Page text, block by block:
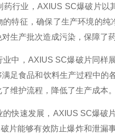
业，AXIUS SC爆破片以
特征，确保了生产环境的
生产批次造成污染，保障了
，AXIUS SC爆破片同样
足食品和饮料生产过程中
维护流程，降低了生产成本。
速发展，AXIUS SC爆破
片能够有效防止爆炸和泄漏